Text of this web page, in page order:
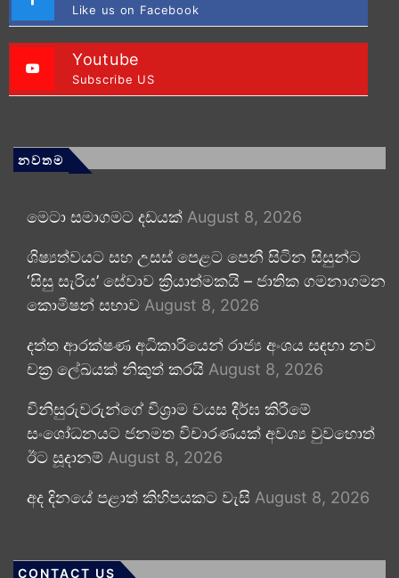
Like us on Facebook
Youtube
Subscribe US
නවතම
මෙටා සමාගමට දඩයක් August 8, 2026
ශිෂ්‍යත්වයට සහ උසස් පෙළට පෙනී සිටින සිසුන්ට
‘සිසු සැරිය’ සේවාව ක්‍රියාත්මකයි – ජාතික ගමනාගමන
කොමිෂන් සභාව August 8, 2026
දත්ත ආරක්ෂණ අධිකාරියෙන් රාජ්‍ය අංශය සඳහා නව
චක්‍ර ලේඛයක් නිකුත් කරයි August 8, 2026
විනිසුරුවරුන්ගේ විශ්‍රාම වයස දීර්ඝ කිරීමේ
සංශෝධනයට ජනමත විචාරණයක් අවශ්‍ය වුවහොත්
ඊට සූදානම් August 8, 2026
අද දිනයේ පළාත් කිහිපයකට වැසි August 8, 2026
CONTACT US